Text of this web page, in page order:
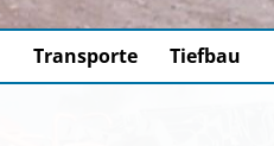
Transporte Tiefbau